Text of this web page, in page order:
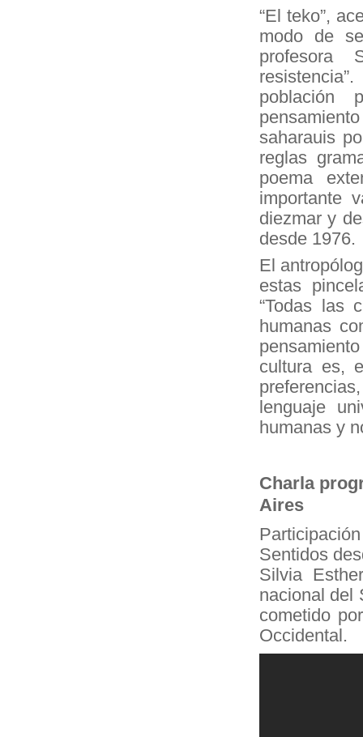
“El teko”,
modo de
profesora
población
saharauis
reglas
poema
importante
diezmar y
desde 1976.
El
estas
“Todas las
humanas
cultura es,
lenguaje
humanas y
Charla
Aires
Sentidos
Silvia
nacional del
cometido
Occidental.